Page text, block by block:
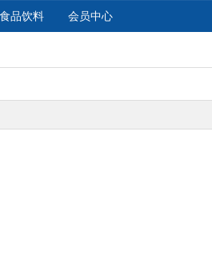
食品饮料 会员中心